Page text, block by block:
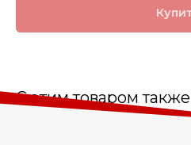
С этим товаром